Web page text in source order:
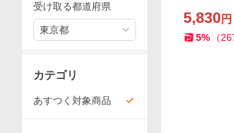
稿で商品価
クーポンプ
5,830円
5% （
受け取る都道府県
東京都
カテゴリ
あすつく対象商品